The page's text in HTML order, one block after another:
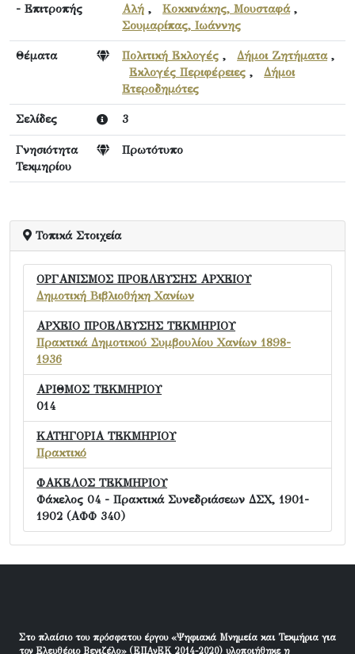
- Επιτροπής
Αλή , Κοκκινάκης, Μουσταφά,
Σουμαρίπας, Ιωάννης
Θέματα Πολιτική Εκλογές , Δήμοι Ζητήματα,
Εκλογές Περιφέρειες , Δήμοι
Ετεροδημότες
Σελίδες 3
Γνησιότητα
Τεκμηρίου
Πρωτότυπο
Τοπικά Στοιχεία
ΟΡΓΑΝΙΣΜΟΣ ΠΡΟΕΛΕΥΣΗΣ ΑΡΧΕΙΟΥ
Δημοτική Βιβλιοθήκη Χανίων
ΑΡΧΕΙΟ ΠΡΟΕΛΕΥΣΗΣ ΤΕΚΜΗΡΙΟΥ
Πρακτικά Δημοτικού Συμβουλίου Χανίων 1898-
1936
ΑΡΙΘΜΟΣ ΤΕΚΜΗΡΙΟΥ
014
ΚΑΤΗΓΟΡΙΑ ΤΕΚΜΗΡΙΟΥ
Πρακτικό
ΦΑΚΕΛΟΣ ΤΕΚΜΗΡΙΟΥ
Φάκελος 04 - Πρακτικά Συνεδριάσεων ΔΣΧ, 1901-
1902 (ΑΦΦ 340)
Στο πλαίσιο του πρόσφατου έργου «Ψηφιακά Μνημεία και Τεκμήρια για
τον Ελευθέριο Βενιζέλο» (ΕΠΑνΕΚ 2014-2020) υλοποιήθηκε η